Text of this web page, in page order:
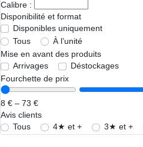
Calibre :
Disponibilité et format
Disponibles uniquement
Tous
À l’unité
Mise en avant des produits
Arrivages
Déstockages
Fourchette de prix
8 € – 73 €
Avis clients
Tous
4★ et + 3★ et +